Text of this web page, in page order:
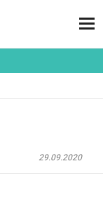

29.09.2020